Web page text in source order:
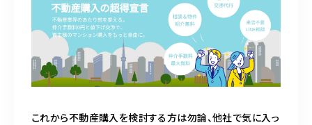
これから不動産購入を検討する方は勿論、他社で気に入っ